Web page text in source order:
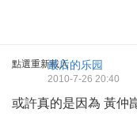
點選重新載入最后的乐园
2010-7-26 20:40
或許真的是因為 黃仲